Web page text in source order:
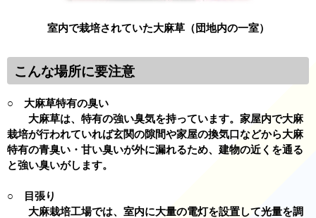
室内で栽培されていた大麻草（団地内の一室）
こんな場所に要注意
○ 大麻草特有の臭い
大麻草は、特有の強い臭気を持っています。家屋内で大麻
栽培が行われていれば玄関の隙間や家屋の換気口などから大麻
特有の青臭い・甘い臭いが外に漏れるため、建物の近くを通る
と強い臭いがします。
○ 目張り
大麻栽培工場では、室内に大量の電灯を設置して光量を調